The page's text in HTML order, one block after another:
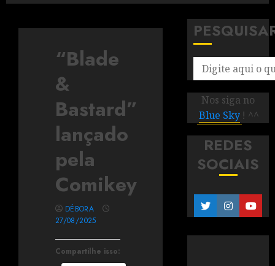
“Blade
&
Bastard”
lançado
pela
Comikey
Compartilhe isso:
DÉBORA
27/08/2025
Nos siga no
Blue Sky ! ^^
REDES
SOCIAIS